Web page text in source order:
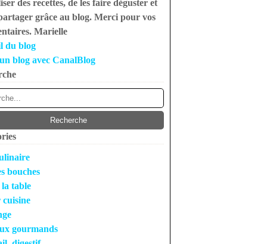
des recettes, de les faire déguster et
grâce au blog. Merci pour vos
Marielle
du blog
blog avec CanalBlog
bouches
table
gourmands